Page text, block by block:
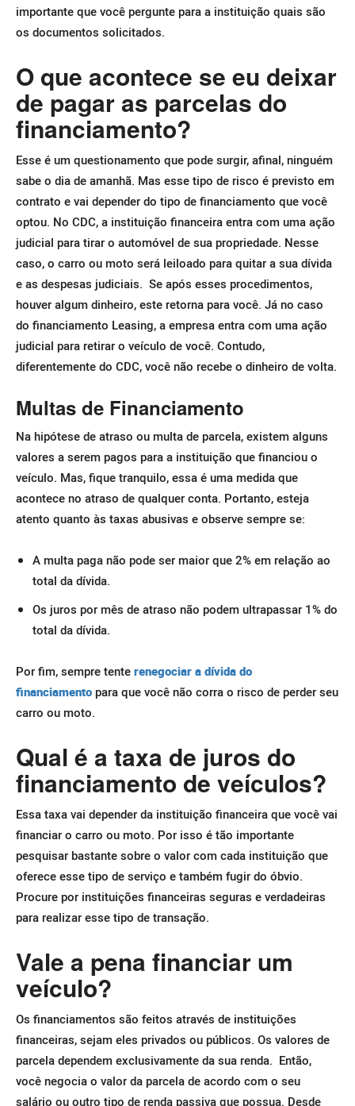
importante que você pergunte para a instituição quais são
os documentos solicitados.
O que acontece se eu deixar
de pagar as parcelas do
financiamento?
Esse é um questionamento que pode surgir, afinal, ninguém
sabe o dia de amanhã. Mas esse tipo de risco é previsto em
contrato e vai depender do tipo de financiamento que você
optou. No CDC, a instituição financeira entra com uma ação
judicial para tirar o automóvel de sua propriedade. Nesse
caso, o carro ou moto será leiloado para quitar a sua dívida
e as despesas judiciais. Se após esses procedimentos,
houver algum dinheiro, este retorna para você. Já no caso
do financiamento Leasing, a empresa entra com uma ação
judicial para retirar o veículo de você. Contudo,
diferentemente do CDC, você não recebe o dinheiro de volta.
Multas de Financiamento
Na hipótese de atraso ou multa de parcela, existem alguns
valores a serem pagos para a instituição que financiou o
veículo. Mas, fique tranquilo, essa é uma medida que
acontece no atraso de qualquer conta. Portanto, esteja
atento quanto às taxas abusivas e observe sempre se:
A multa paga não pode ser maior que 2% em relação ao
total da dívida.
Os juros por mês de atraso não podem ultrapassar 1% do
total da dívida.
Por fim, sempre tente renegociar a dívida do
financiamento para que você não corra o risco de perder seu
carro ou moto.
Qual é a taxa de juros do
financiamento de veículos?
Essa taxa vai depender da instituição financeira que você vai
financiar o carro ou moto. Por isso é tão importante
pesquisar bastante sobre o valor com cada instituição que
oferece esse tipo de serviço e também fugir do óbvio.
Procure por instituições financeiras seguras e verdadeiras
para realizar esse tipo de transação.
Vale a pena financiar um
veículo?
Os financiamentos são feitos através de instituições
financeiras, sejam eles privados ou públicos. Os valores de
parcela dependem exclusivamente da sua renda. Então,
você negocia o valor da parcela de acordo com o seu
salário ou outro tipo de renda passiva que possua. Desde